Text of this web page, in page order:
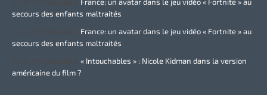
secours des enfants maltraités
France: un avatar dans le jeu vidéo « Fortnite » au
secours des enfants maltraités
« Intouchables » : Nicole Kidman dans la version
américaine du film ?